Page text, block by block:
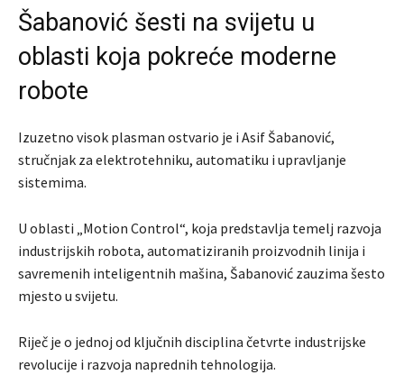
Šabanović šesti na svijetu u
oblasti koja pokreće moderne
robote
Izuzetno visok plasman ostvario je i Asif Šabanović,
stručnjak za elektrotehniku, automatiku i upravljanje
sistemima.
U oblasti „Motion Control“, koja predstavlja temelj razvoja
industrijskih robota, automatiziranih proizvodnih linija i
savremenih inteligentnih mašina, Šabanović zauzima šesto
mjesto u svijetu.
Riječ je o jednoj od ključnih disciplina četvrte industrijske
revolucije i razvoja naprednih tehnologija.